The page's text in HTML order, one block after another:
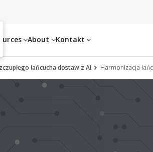
About Kontakt
łańcucha dostaw z AI Harmonizacja